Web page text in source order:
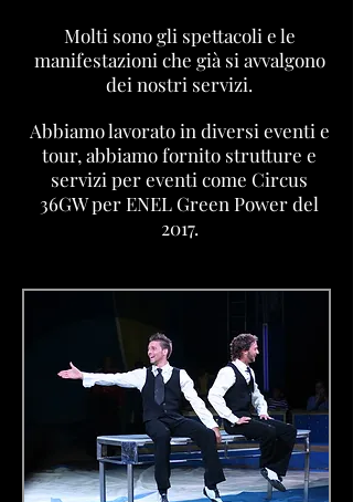
Molti sono gli spettacoli e le
manifestazioni che già si avvalgono
dei nostri servizi.
Abbiamo lavorato in diversi eventi e
tour, abbiamo fornito strutture e
servizi per eventi come Circus
36GW per ENEL Green Power del
2017.